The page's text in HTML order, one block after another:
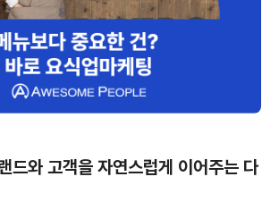
드와 고객을 자연스럽게 이어주는 다